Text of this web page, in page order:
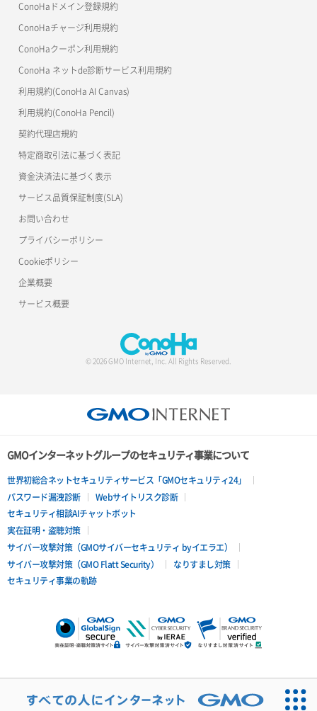
ラージオブジェクトアップロード(DLO)
一時的Web公開
OpenStack CLI
Terraform
s3cmd
公開API(ConoHa VPS Ver.2.0)
ConoHaドメイン登録規約
ConoHaチャージ利用規約
ConoHaクーポン利用規約
ConoHa ネットde診断サービス利用規約
利用規約(ConoHa AI Canvas)
利用規約(ConoHa Pencil)
契約代理店規約
特定商取引法に基づく表記
資金決済法に基づく表示
サービス品質保証制度(SLA)
お問い合わせ
プライバシーポリシー
Cookieポリシー
企業概要
サービス概要
© 2026 GMO Internet, Inc. All Rights Reserved.
GMOインターネットグループのセキュリティ事業について
世界初総合ネットセキュリティサービス「GMOセキュリティ24」
パスワード漏洩診断
Webサイトリスク診断
セキュリティ相談AIチャットボット
実在証明・盗聴対策
サイバー攻撃対策（GMOサイバーセキュリティ byイエラエ）
サイバー攻撃対策（GMO Flatt Security）
なりすまし対策
セキュリティ事業の軌跡